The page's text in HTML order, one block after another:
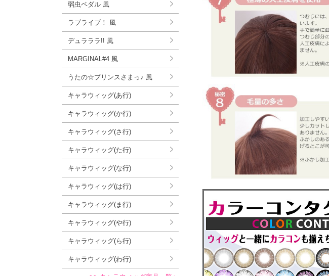
弱虫ペダル 風
ラブライブ！ 風
デュラララ!! 風
MARGINAL#4 風
うたの☆プリンスさまっ♪ 風
キャラウィッグ(あ行)
キャラウィッグ(か行)
キャラウィッグ(さ行)
キャラウィッグ(た行)
キャラウィッグ(な行)
キャラウィッグ(は行)
キャラウィッグ(ま行)
キャラウィッグ(や行)
キャラウィッグ(ら行)
キャラウィッグ(わ行)